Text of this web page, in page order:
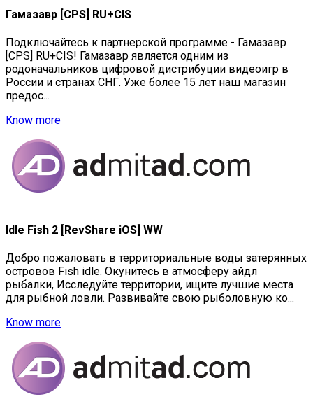
Гамазавр [CPS] RU+CIS
Подключайтесь к партнерской программе - Гамазавр
[CPS] RU+CIS! Гамазавр является одним из
родоначальников цифровой дистрибуции видеоигр в
России и странах СНГ. Уже более 15 лет наш магазин
предос...
Know more
Idle Fish 2 [RevShare iOS] WW
Добро пожаловать в территориальные воды затерянных
островов Fish idle. Окунитесь в атмосферу айдл
рыбалки, Исследуйте территории, ищите лучшие места
для рыбной ловли. Развивайте свою рыболовную ко...
Know more